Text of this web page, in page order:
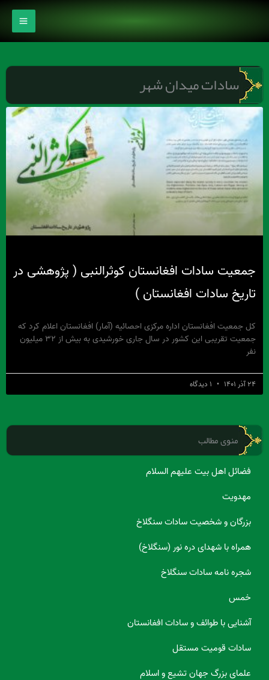
محتوا
سادات میدان شهر
جمعیت سادات افغانستان کوثرالنبی ( پژوهشی در
تاریخ سادات افغانستان )
کل جمعیت افغانستان اداره مرکزی احصائیه (آمار) افغانستان اعلام کرد که
جمعیت تقریبی این کشور در سال جاری خورشیدی به بیش از ۳۲ میلیون
نفر
۲۴ آذر ۱۴۰۱
منوی مطالب
فضائل اهل بیت علیهم السلام
مهدویت
بزرگان و شخصیت سادات سنگلاخ
همراه با شهدای دره نور (سنگلاخ)
شجره نامه سادات سنگلاخ
خمس
آشنایی با طوائف و سادات افغانستان
سادات قومیت مستقل
علمای بزرگ جهان تشیع و اسلام